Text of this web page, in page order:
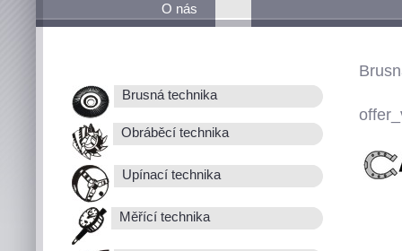
O nás
Brusná technika
Obráběcí technika
Upínací technika
Měřící technika